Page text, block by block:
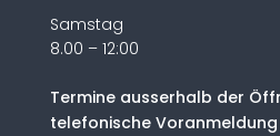
Samstag
8.00 – 12:00
Termine ausserhalb der
telefonische